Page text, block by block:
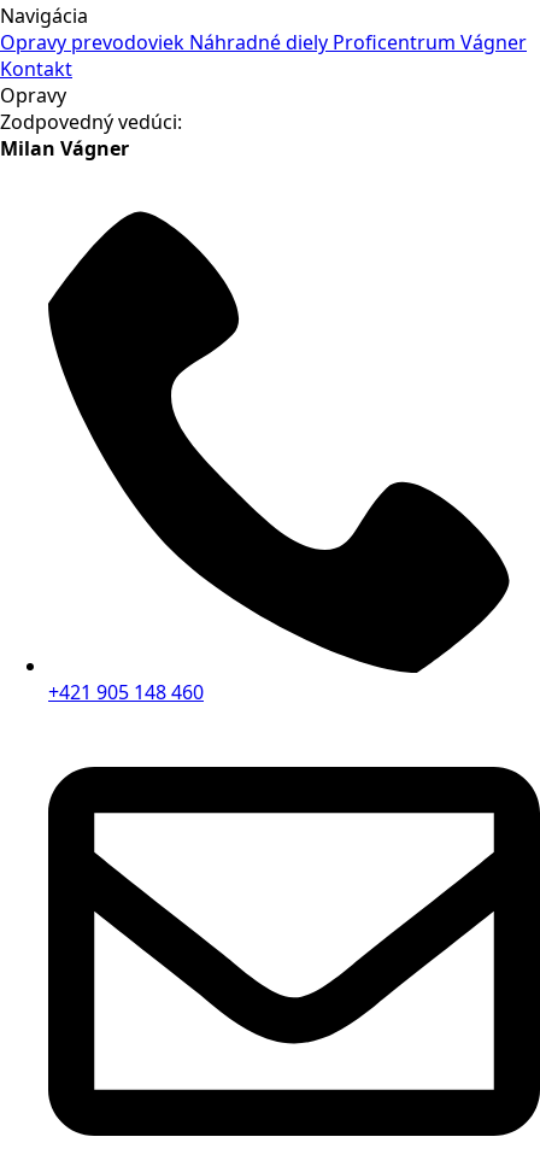
Navigácia
Opravy prevodoviek Náhradné diely Proficentrum Vágner
Kontakt
Opravy
Zodpovedný vedúci:
Milan Vágner
+421 905 148 460